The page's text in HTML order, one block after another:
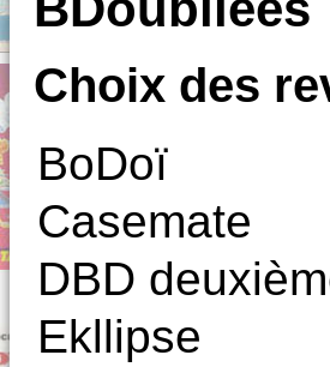
Choix des
BoDoï
Casemate
DBD
Ekllipse